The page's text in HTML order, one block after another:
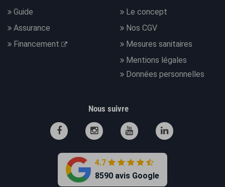
Guide
Assurance
Financement
Le concept
Nos CGV
Mesures sanitaires
Mentions légales
Données personnelles
Nous suivre
4.7
8590 avis Google